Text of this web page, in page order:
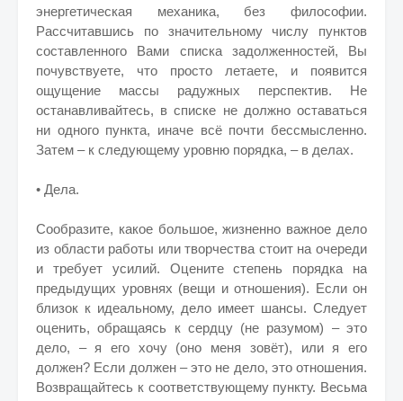
энергетическая механика, без философии.
Рассчитавшись по значительному числу пунктов
составленного Вами списка задолженностей, Вы
почувствуете, что просто летаете, и появится
ощущение массы радужных перспектив. Не
останавливайтесь, в списке не должно оставаться
ни одного пункта, иначе всё почти бессмысленно.
Затем – к следующему уровню порядка, – в делах.
• Дела.
Сообразите, какое большое, жизненно важное дело
из области работы или творчества стоит на очереди
и требует усилий. Оцените степень порядка на
предыдущих уровнях (вещи и отношения). Если он
близок к идеальному, дело имеет шансы. Следует
оценить, обращаясь к сердцу (не разумом) – это
дело, – я его хочу (оно меня зовёт), или я его
должен? Если должен – это не дело, это отношения.
Возвращайтесь к соответствующему пункту. Весьма